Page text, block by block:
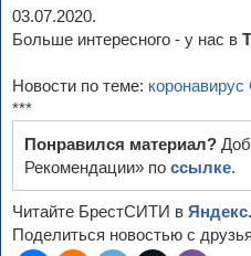
03.07.2020.
Больше интересного - у нас в
Новости по теме:
***
Понравился материал?
Рекомендации» по ссылке.
Читайте БрестСИТИ в
Поделиться новостью с